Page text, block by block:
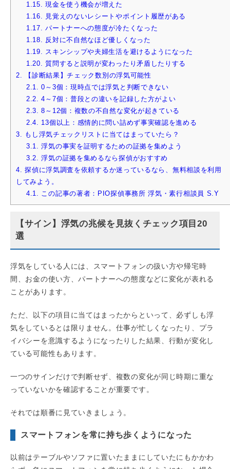
1.15. 現金を使う機会が増えた
1.16. 見覚えのないレシートやポイント履歴がある
1.17. パートナーへの態度が冷たくなった
1.18. 反対に不自然なほど優しくなった
1.19. スキンシップや夫婦生活を避けるようになった
1.20. 質問すると説明が変わったり矛盾したりする
2. 【診断結果】チェック数別の浮気可能性
2.1. 0～3個：現時点では浮気と判断できない
2.2. 4～7個：普段との違いを記録した方がよい
2.3. 8～12個：複数の不自然な変化が起きている
2.4. 13個以上：感情的に問い詰めず事実確認を進める
3. もし浮気チェックリストに当てはまっていたら？
3.1. 浮気の事実を証明するための証拠を集めよう
3.2. 浮気の証拠を集めるなら探偵がおすすめ
4. 探偵に浮気調査を依頼するか迷っているなら、無料相談を利用
してみよう。
4.1. この記事の著者：PIO探偵事務所 浮気・素行相談員 S.Y
【サイン】浮気の兆候を見抜くチェック項目20
選
浮気をしている人には、スマートフォンの扱い方や帰宅時
間、お金の使い方、パートナーへの態度などに変化が表れる
ことがあります。
ただ、以下の項目に当てはまったからといって、必ずしも浮
気をしているとは限りません。仕事が忙しくなったり、プラ
イバシーを意識するようになったりした結果、行動が変化し
ている可能性もあります。
一つのサインだけで判断せず、複数の変化が同じ時期に重な
っていないかを確認することが重要です。
それでは順番に見ていきましょう。
スマートフォンを常に持ち歩くようになった
以前はテーブルやソファに置いたままにしていたにもかかわ